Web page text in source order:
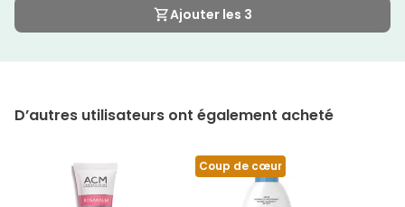
Ajouter les 3
D’autres utilisateurs ont également acheté
Coup de cœur